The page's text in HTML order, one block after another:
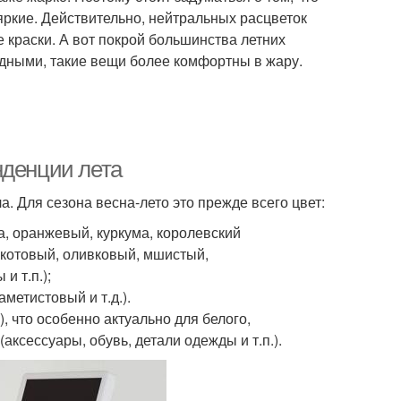
Действительно, нейтральных расцветок
А вот покрой большинства летних
такие вещи более комфортны в жару.
лета
Для сезона весна-лето это прежде всего цвет:
оранжевый, куркума, королевский
оливковый, мшистый,
и т.п.);
и т.д.).
особенно актуально для белого,
обувь, детали одежды и т.п.).